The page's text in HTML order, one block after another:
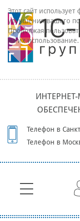
Телефон в
Телефон в
Этот сайт
улучшения вашего
Продолжая
на их использование.